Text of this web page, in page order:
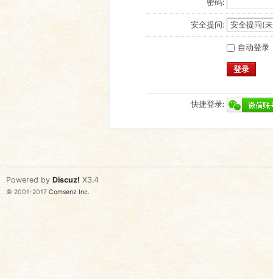
密码:
安全提问:
自动登录
登录
快捷登录:
Powered by Discuz! X3.4
© 2001-2017 Comsenz Inc.